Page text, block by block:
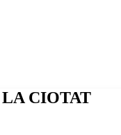
CIOTAT